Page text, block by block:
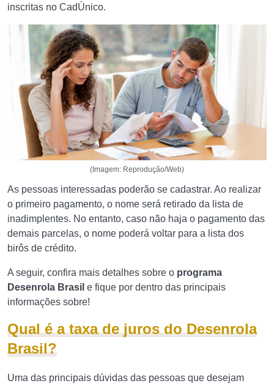
inscritas no CadÚnico.
(Imagem: Reprodução/Web)
As pessoas interessadas poderão se cadastrar. Ao realizar
o primeiro pagamento, o nome será retirado da lista de
inadimplentes. No entanto, caso não haja o pagamento das
demais parcelas, o nome poderá voltar para a lista dos
birôs de crédito.
A seguir, confira mais detalhes sobre o programa
Desenrola Brasil e fique por dentro das principais
informações sobre!
Qual é a taxa de juros do Desenrola
Brasil?
Uma das principais dúvidas das pessoas que desejam